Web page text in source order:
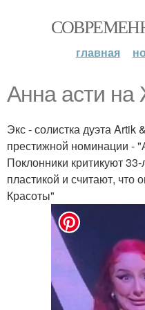
главная
Анна асти на
Экс - солистка дуэта
престижной номинации -
Поклонники критикуют
пластикой и считают, что
Красоты"